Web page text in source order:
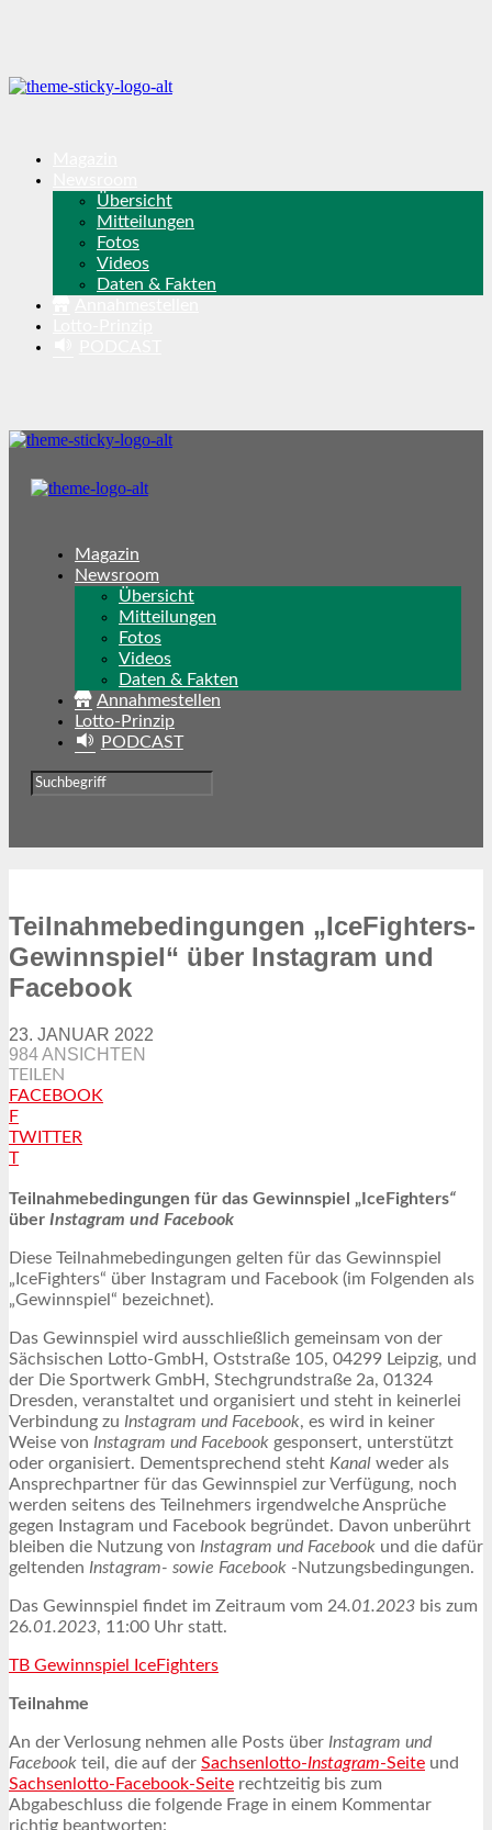
Übersicht
Mitteilungen
Fotos
Videos
Daten & Fakten
Magazin
Newsroom
Übersicht
Mitteilungen
Fotos
Videos
Daten & Fakten
Annahmestellen
Lotto-Prinzip
PODCAST
Teilnahmebedingungen „IceFighters-
Gewinnspiel“ über Instagram und
Facebook
23. JANUAR 2022
984 ANSICHTEN
TEILEN
FACEBOOK
F
TWITTER
T
Teilnahmebedingungen für das Gewinnspiel „IceFighters“
über Instagram und Facebook
Diese Teilnahmebedingungen gelten für das Gewinnspiel
„IceFighters“ über Instagram und Facebook (im Folgenden als
„Gewinnspiel“ bezeichnet).
Das Gewinnspiel wird ausschließlich gemeinsam von der
Sächsischen Lotto-GmbH, Oststraße 105, 04299 Leipzig, und
der Die Sportwerk GmbH, Stechgrundstraße 2a, 01324
Dresden, veranstaltet und organisiert und steht in keinerlei
Verbindung zu Instagram und Facebook, es wird in keiner
Weise von Instagram und Facebook gesponsert, unterstützt
oder organisiert. Dementsprechend steht Kanal weder als
Ansprechpartner für das Gewinnspiel zur Verfügung, noch
werden seitens des Teilnehmers irgendwelche Ansprüche
gegen Instagram und Facebook begründet. Davon unberührt
bleiben die Nutzung von Instagram und Facebook und die dafür
geltenden Instagram- sowie Facebook -Nutzungsbedingungen.
Das Gewinnspiel findet im Zeitraum vom 24.01.2023 bis zum
26.01.2023, 11:00 Uhr statt.
TB Gewinnspiel IceFighters
Teilnahme
An der Verlosung nehmen alle Posts über Instagram und
Facebook teil, die auf der Sachsenlotto-Instagram-Seite und
Sachsenlotto-Facebook-Seite rechtzeitig bis zum
Abgabeschluss die folgende Frage in einem Kommentar
richtig beantworten: